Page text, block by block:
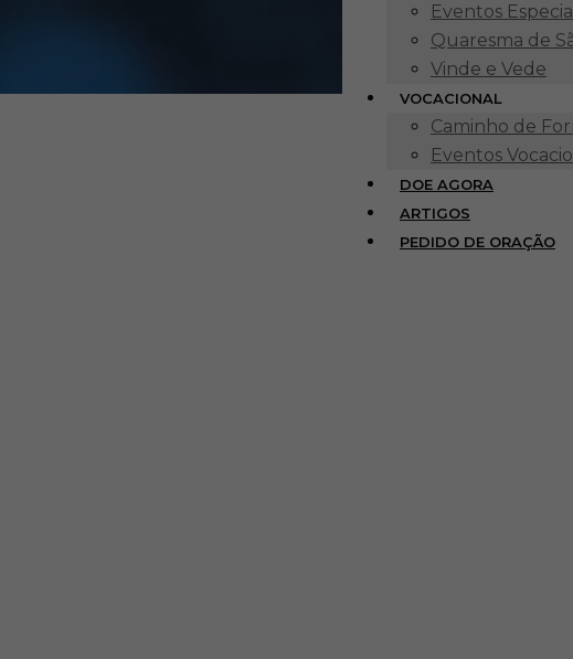
Eventos
Quaresma de
Vinde e Vede
VOCACIONAL
Caminho de
Eventos
DOE AGORA
ARTIGOS
PEDIDO DE ORAÇÃO